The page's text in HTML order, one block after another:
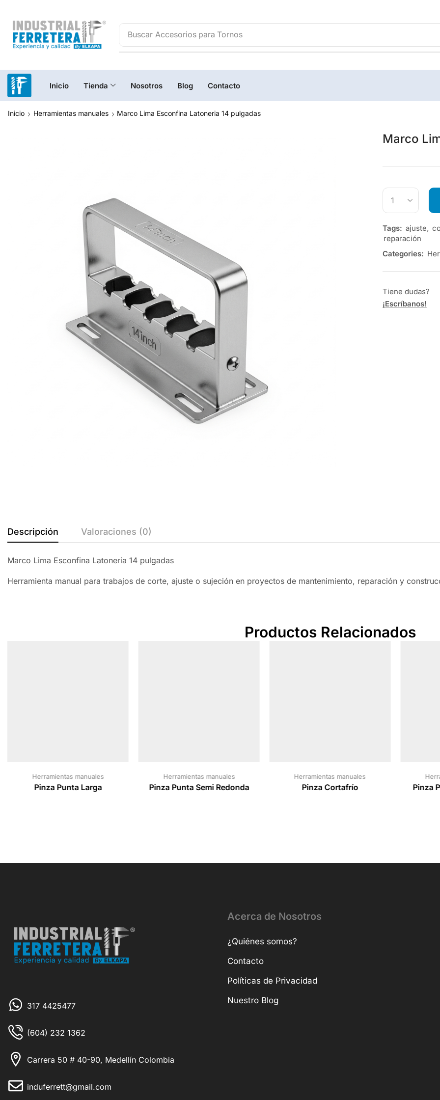
Buscar Accesorios para Tornos
Inicio Tienda Nosotros Blog Contacto
Inicio Herramientas manuales Marco Lima Esconfina Latoneria 14 pulgadas
Marco
Tags: ajuste,
reparación
Categories:
Tiene dudas?
¡Escríbanos!
Descripción Valoraciones (0)
Marco Lima Esconfina Latoneria 14 pulgadas
Herramienta manual para trabajos de corte, ajuste o sujeción en proyectos de mantenimiento, reparación y
Productos Relacionados
Herramientas manuales
Pinza Punta Larga
Herramientas manuales
Pinza Punta Semi Redonda
Herramientas manuales
Pinza Cortafrío Pinza
317 4425477
(604) 232 1362
Carrera 50 # 40-90, Medellín Colombia
induferrett@gmail.com
Acerca de Nosotros
¿Quiénes somos?
Contacto
Políticas de Privacidad
Nuestro Blog